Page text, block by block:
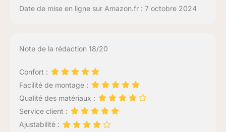
Date de mise en ligne sur Amazon.fr : 7 octobre 2024
Note de la rédaction 18/20
Confort :
Facilité de montage :
Qualité des matériaux :
Service client :
Ajustabilité :